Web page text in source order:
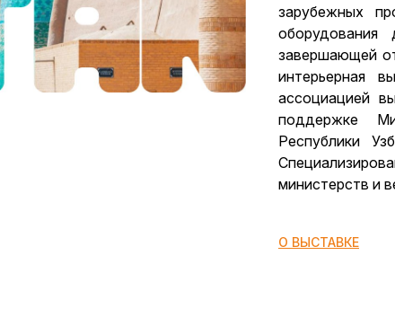
зарубежных
завершающей
интерьерная
ассоциацией
поддержке
Республики
министерств и
О ВЫСТАВКЕ